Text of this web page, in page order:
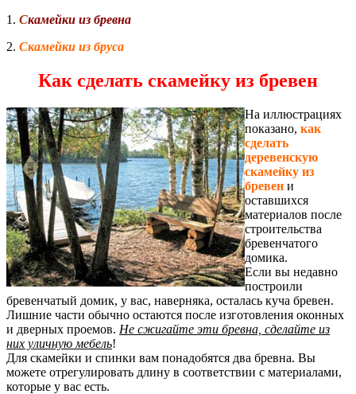
1. Скамейки из бревна
2. Скамейки из бруса
Как сделать скамейку из бревен
На иллюстрациях
показано, как
сделать
деревенскую
скамейку из
бревен и
оставшихся
материалов после
строительства
бревенчатого
домика.
Если вы недавно
построили
бревенчатый домик, у вас, наверняка, осталась куча бревен.
Лишние части обычно остаются после изготовления оконных
и дверных проемов. Не сжигайте эти бревна, сделайте из
них уличную мебель!
Для скамейки и спинки вам понадобятся два бревна. Вы
можете отрегулировать длину в соответствии с материалами,
которые у вас есть.